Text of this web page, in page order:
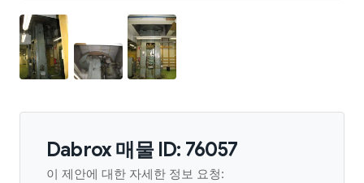
Dabrox 매물 ID: 76057
이 제안에 대한 자세한 정보 요청: